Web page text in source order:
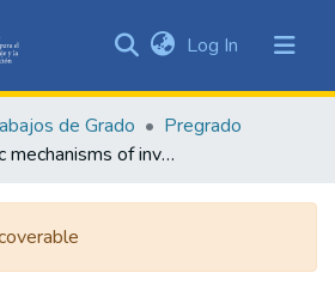
&
Collections
Statistics
Log In (current)
de Grado
Pregrado
Genetic mechanisms of invasion: a comparative transcriptomic study between two species of the genus Thunbergia (Acanthaceae)